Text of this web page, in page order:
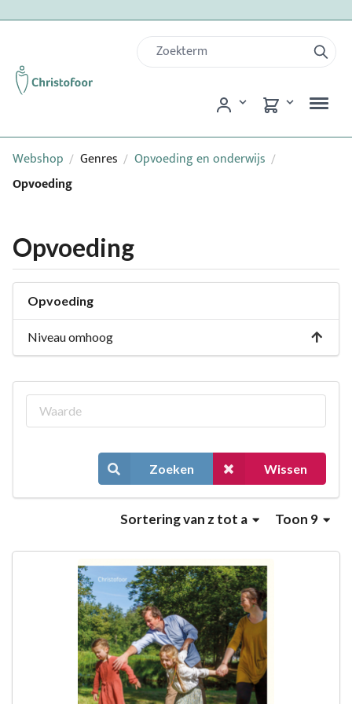
Webshop / Genres / Opvoeding en onderwijs /
Opvoeding
Opvoeding
Opvoeding
Niveau omhoog
Zoeken Wissen
Toon 9
Sorteringvan z tot a